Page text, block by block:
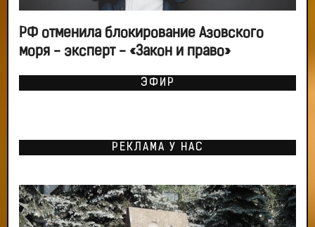
РФ отменила блокирование Азовского
моря - эксперт - «Закон и право»
ЭФИР
РЕКЛАМА У НАС